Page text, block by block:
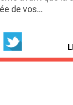
de vos…